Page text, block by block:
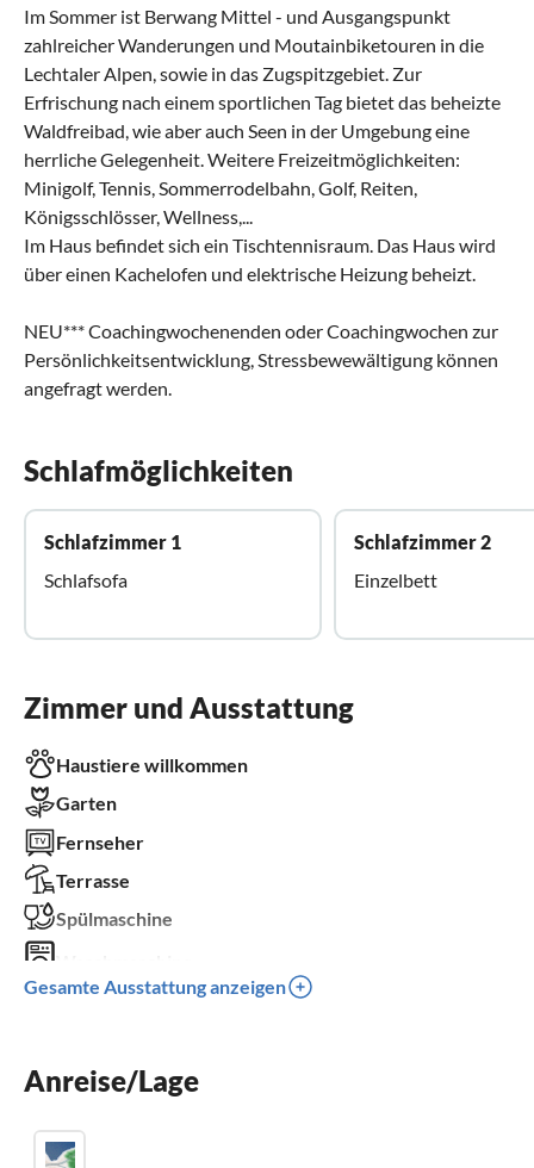
Im Sommer ist Berwang Mittel - und Ausgangspunkt
zahlreicher Wanderungen und Moutainbiketouren in die
Lechtaler Alpen, sowie in das Zugspitzgebiet. Zur
Erfrischung nach einem sportlichen Tag bietet das beheizte
Waldfreibad, wie aber auch Seen in der Umgebung eine
herrliche Gelegenheit. Weitere Freizeitmöglichkeiten:
Minigolf, Tennis, Sommerrodelbahn, Golf, Reiten,
Königsschlösser, Wellness,...
Im Haus befindet sich ein Tischtennisraum. Das Haus wird
über einen Kachelofen und elektrische Heizung beheizt.
NEU*** Coachingwochenenden oder Coachingwochen zur
Persönlichkeitsentwicklung, Stressbewewältigung können
angefragt werden.
Schlafmöglichkeiten
Schlafzimmer 1
Schlafsofa
Schlafzimmer 2
Einzelbett
Zimmer und Ausstattung
Haustiere willkommen
Garten
Fernseher
Terrasse
Spülmaschine
Parkplatz
Gesamte Ausstattung anzeigen
Anreise/Lage